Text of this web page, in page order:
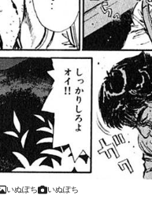
いぬぽち いぬぽち